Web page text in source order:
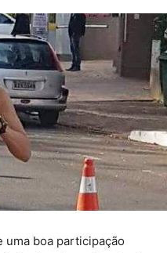
uma boa participação